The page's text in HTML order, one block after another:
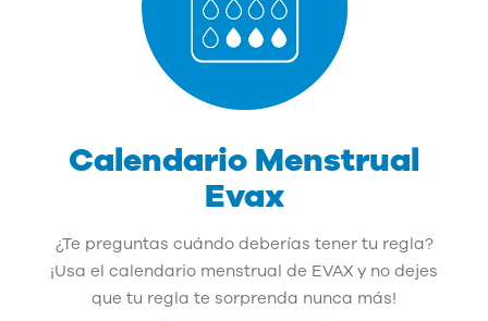
Calendario Menstrual
Evax
¿Te preguntas cuándo deberías tener tu regla?
¡Usa el calendario menstrual de EVAX y no dejes
que tu regla te sorprenda nunca más!